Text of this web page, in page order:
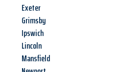
Exeter
Grimsby
Ipswich
Lincoln
Mansfield